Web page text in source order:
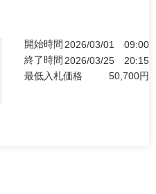
開始時間 2026/03/01
09:00
終了時間 2026/03/25
20:15
最低入札価格
50,700円